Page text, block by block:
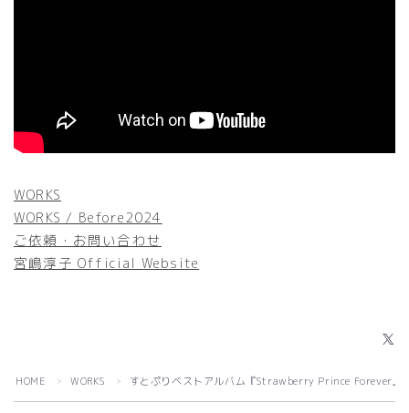
WORKS
WORKS / Before2024
ご依頼・お問い合わせ
宮嶋淳子 Official Website
X
HOME ＞ WORKS ＞ すとぷりベストアルバム『Strawberry Prince Forever』